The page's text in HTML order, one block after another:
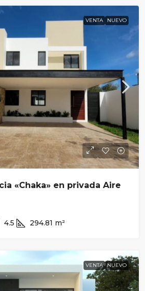
VENTA NUEVO
«Chaka» en privada Aire
4.5 294.81 m²
VENTA NUEVO